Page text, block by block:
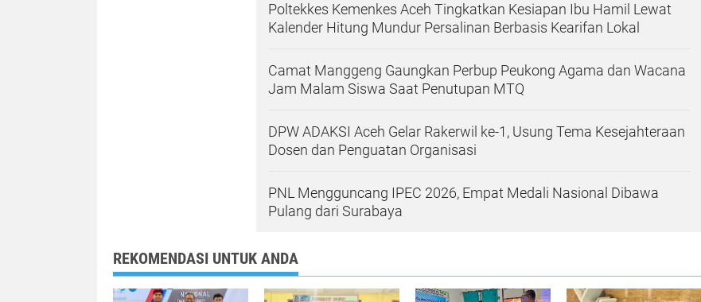
Poltekkes Kemenkes Aceh Tingkatkan Kesiapan Ibu Hamil Lewat
Kalender Hitung Mundur Persalinan Berbasis Kearifan Lokal
Camat Manggeng Gaungkan Perbup Peukong Agama dan Wacana
Jam Malam Siswa Saat Penutupan MTQ
DPW ADAKSI Aceh Gelar Rakerwil ke-1, Usung Tema Kesejahteraan
Dosen dan Penguatan Organisasi
PNL Mengguncang IPEC 2026, Empat Medali Nasional Dibawa
Pulang dari Surabaya
REKOMENDASI UNTUK ANDA